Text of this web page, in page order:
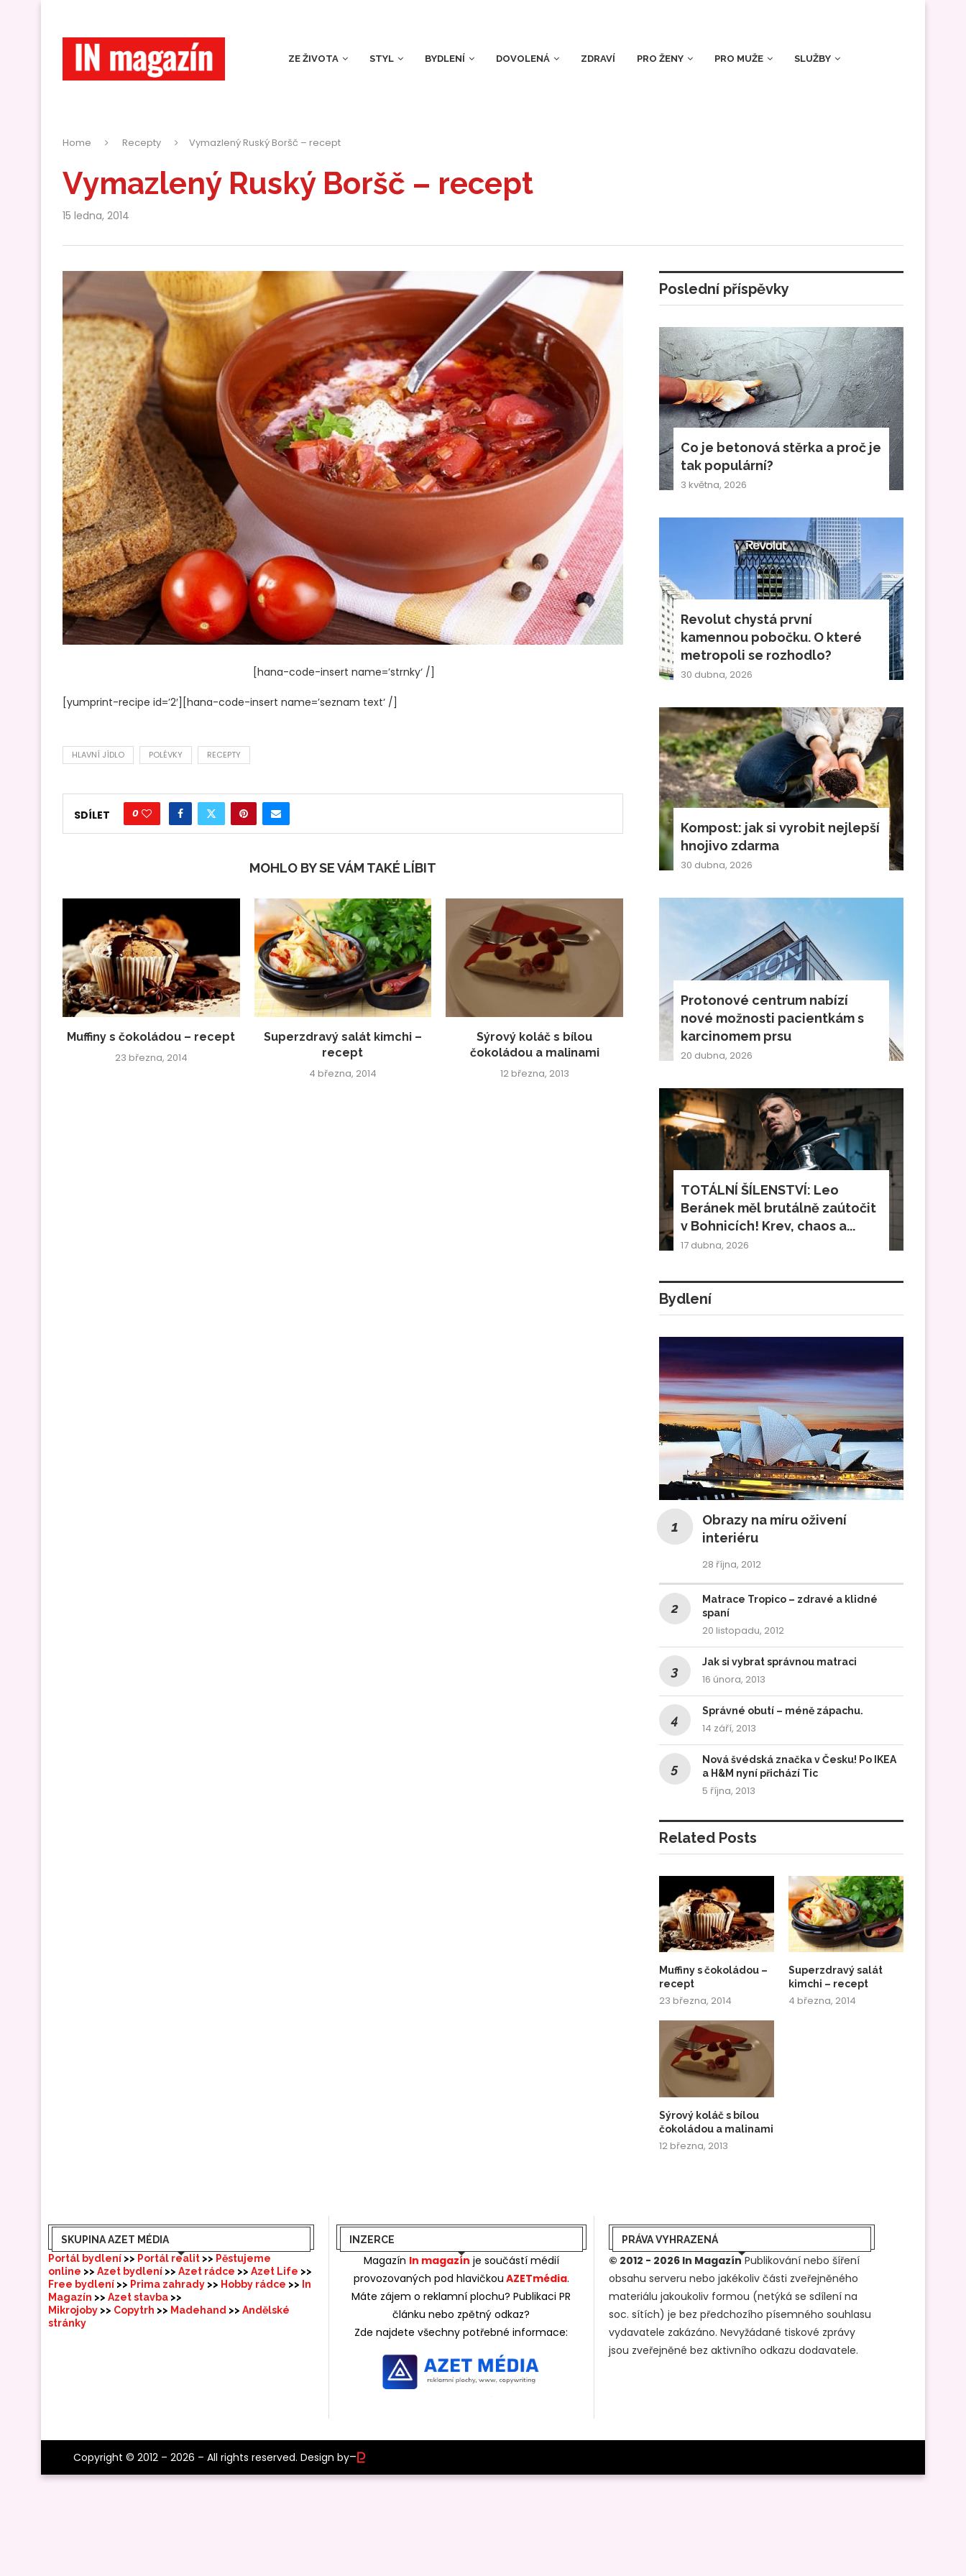
ZE ŽIVOTA STYL BYDLENÍ DOVOLENÁ ZDRAVÍ PRO ŽENY PRO MUŽE SLUŽBY
Home Recepty Vymazlený Ruský Boršč – recept
Vymazlený Ruský Boršč – recept
15 ledna, 2014
[hana-code-insert name=’strnky‘ /]
[yumprint-recipe id=’2′][hana-code-insert name=’seznam text‘ /]
HLAVNÍ JÍDLO POLÉVKY RECEPTY
SDÍLET 0
MOHLO BY SE VÁM TAKÉ LÍBIT
Muffiny s čokoládou – recept
23 března, 2014
Superzdravý salát kimchi –
recept
4 března, 2014
Sýrový koláč s bílou
čokoládou a malinami
12 března, 2013
Poslední příspěvky
Co je betonová stěrka a proč je
tak populární?
3 května, 2026
Revolut chystá první
kamennou pobočku. O které
metropoli se rozhodlo?
30 dubna, 2026
Kompost: jak si vyrobit nejlepší
hnojivo zdarma
30 dubna, 2026
Protonové centrum nabízí
nové možnosti pacientkám s
karcinomem prsu
20 dubna, 2026
TOTÁLNÍ ŠÍLENSTVÍ: Leo
Beránek měl brutálně zaútočit
v Bohnicích! Krev, chaos a...
17 dubna, 2026
Bydlení
Obrazy na míru oživení
interiéru
28 října, 2012
Matrace Tropico – zdravé a klidné
spaní
20 listopadu, 2012
Jak si vybrat správnou matraci
16 února, 2013
Správné obutí – méně zápachu.
14 září, 2013
Nová švédská značka v Česku! Po IKEA
a H&M nyní přichází Tic
5 října, 2013
Related Posts
Muffiny s čokoládou –
recept
23 března, 2014
Superzdravý salát
kimchi – recept
4 března, 2014
Sýrový koláč s bílou
čokoládou a malinami
12 března, 2013
SKUPINA AZET MÉDIA
Portál bydlení >> Portál realit >> Pěstujeme
online >> Azet bydlení >> Azet rádce >> Azet Life >>
Free bydlení >> Prima zahrady >> Hobby rádce >> In
Magazín >> Azet stavba >>
Mikrojoby >> Copytrh >> Madehand >> Andělské
stránky
INZERCE
Magazín In magazín je součástí médií
provozovaných pod hlavičkou AZETmédia.
Máte zájem o reklamní plochu? Publikaci PR
článku nebo zpětný odkaz?
Zde najdete všechny potřebné informace:
PRÁVA VYHRAZENÁ
© 2012 - 2026 In MagazínPublikování nebo šíření
obsahu serveru nebo jakékoliv části zveřejněného
materiálu jakoukoliv formou (netýká se sdílení na
soc. sítích) je bez předchozího písemného souhlasu
vydavatele zakázáno. Nevyžádané tiskové zprávy
jsou zveřejněné bez aktivního odkazu dodavatele.
Copyright © 2012 – 2026 – All rights reserved. Design by–